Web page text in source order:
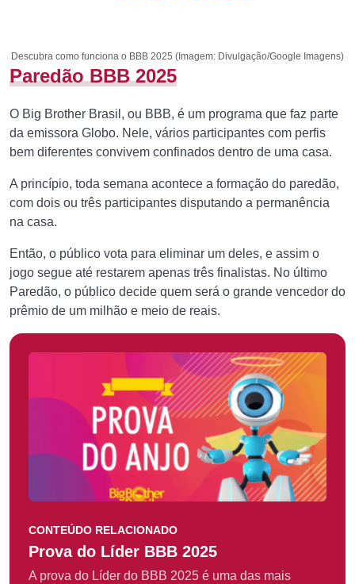
Descubra como funciona o BBB 2025 (Imagem: Divulgação/Google Imagens)
Paredão BBB 2025
O Big Brother Brasil, ou BBB, é um programa que faz parte
da emissora Globo. Nele, vários participantes com perfis
bem diferentes convivem confinados dentro de uma casa.
A princípio, toda semana acontece a formação do paredão,
com dois ou três participantes disputando a permanência
na casa.
Então, o público vota para eliminar um deles, e assim o
jogo segue até restarem apenas três finalistas. No último
Paredão, o público decide quem será o grande vencedor do
prêmio de um milhão e meio de reais.
CONTEÚDO RELACIONADO
Prova do Líder BBB 2025
A prova do Líder do BBB 2025 é uma das mais